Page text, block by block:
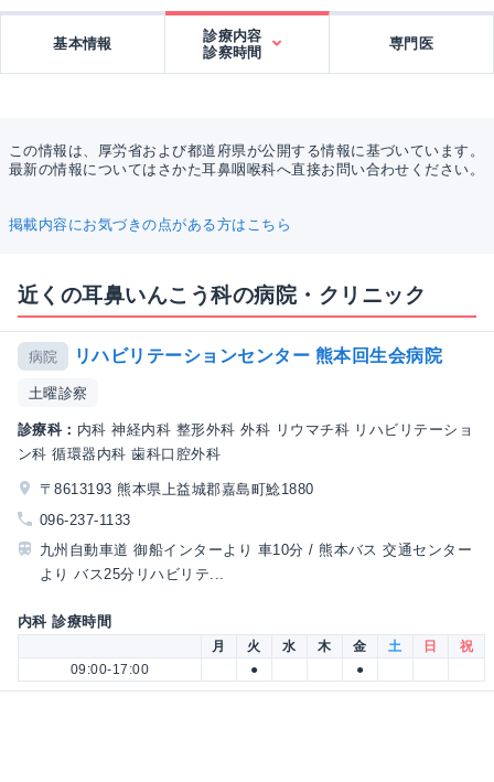
基本情報
診療内容
診察時間
専門医
この情報は、厚労省および都道府県が公開する情報に基づいています。
最新の情報についてはさかた耳鼻咽喉科へ直接お問い合わせください。
掲載内容にお気づきの点がある方はこちら
近くの耳鼻いんこう科の病院・クリニック
病院 リハビリテーションセンター 熊本回生会病院
土曜診察
診療科： 内科 神経内科 整形外科 外科 リウマチ科 リハビリテーショ
ン科 循環器内科 歯科口腔外科
〒8613193 熊本県上益城郡嘉島町鯰1880
096-237-1133
九州自動車道 御船インターより 車10分 / 熊本バス 交通センター
より バス25分リハビリテ...
内科 診療時間
月 火 水 木 金 土 日
祝
09:00-17:00
● ●